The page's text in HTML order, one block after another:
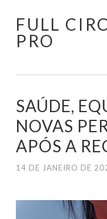
Pular
para
FULL
PRO
SAÚDE,
NOVAS
APÓS A
14 DE JANEIRO DE